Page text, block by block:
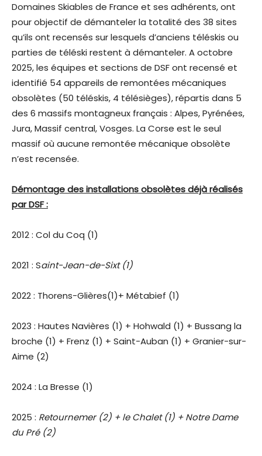
Domaines Skiables de France et ses adhérents, ont
pour objectif de démanteler la totalité des 38 sites
qu’ils ont recensés sur lesquels d’anciens téléskis ou
parties de téléski restent à démanteler. A octobre
2025, les équipes et sections de DSF ont recensé et
identifié 54 appareils de remontées mécaniques
obsolètes (50 téléskis, 4 télésièges), répartis dans 5
des 6 massifs montagneux français : Alpes, Pyrénées,
Jura, Massif central, Vosges. La Corse est le seul
massif où aucune remontée mécanique obsolète
n’est recensée.
Démontage des installations obsolètes déjà réalisés
par DSF :
2012 : Col du Coq (1)
2021 : Saint-Jean-de-Sixt (1)
2022 : Thorens-Glières(1)+ Métabief (1)
2023 : Hautes Navières (1) + Hohwald (1) + Bussang la
broche (1) + Frenz (1) + Saint-Auban (1) + Granier-sur-
Aime (2)
2024 : La Bresse (1)
2025 : Retournemer (2) + le Chalet (1) + Notre Dame
du Pré (2)